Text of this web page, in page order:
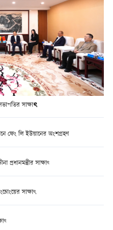
সাক্ষাৎ
ফেং লি ইউয়ানের অংশগ্রহণ
প্রধানমন্ত্রীর সাক্ষাৎ
সাক্ষাৎ